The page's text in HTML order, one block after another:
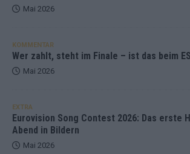
Mai 2026
KOMMENTAR
Wer zahlt, steht im Finale – ist das beim
Mai 2026
EXTRA
Eurovision Song Contest 2026: Das erste
Abend in Bildern
Mai 2026